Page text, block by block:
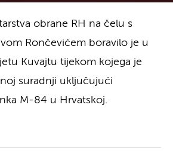
obrane RH na čelu s
Rončevićem boravilo je u
Kuvajtu tijekom kojega je
suradnji uključujući
M-84 u Hrvatskoj.